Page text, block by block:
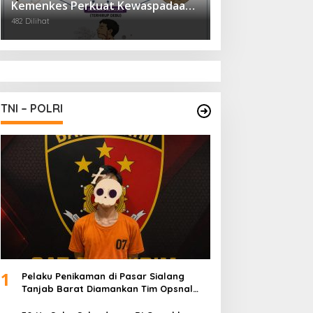
Kemenkes Perkuat Kewaspadaan
Virus Hanta
482 Dilihat
TNI – POLRI
1
Pelaku Penikaman di Pasar Sialang
Tanjab Barat Diamankan Tim Opsnal